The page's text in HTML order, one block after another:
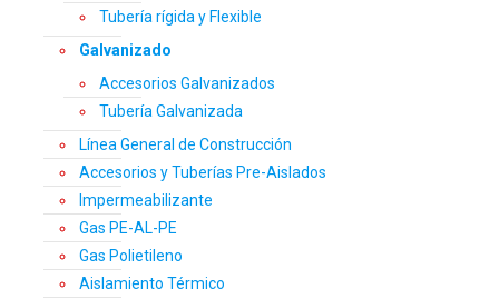
Tubería rígida y Flexible
Galvanizado
Accesorios Galvanizados
Tubería Galvanizada
Línea General de Construcción
Accesorios y Tuberías Pre-Aislados
Impermeabilizante
Gas PE-AL-PE
Gas Polietileno
Aislamiento Térmico